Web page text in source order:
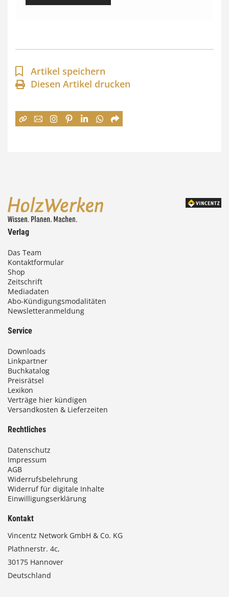
p
a
n
e
0
€
Artikel speichern
Diesen Artikel drucken
Verlag
Das Team
Kontaktformular
Shop
Zeitschrift
Mediadaten
Abo-Kündigungsmodalitäten
Newsletteranmeldung
Service
Downloads
Linkpartner
Buchkatalog
Preisrätsel
Lexikon
Verträge hier kündigen
Versandkosten & Lieferzeiten
Rechtliches
Datenschutz
Impressum
AGB
Widerrufsbelehrung
Widerruf für digitale Inhalte
Einwilligungserklärung
Kontakt
Vincentz Network GmbH & Co. KG
Plathnerstr. 4c,
30175 Hannover
Deutschland